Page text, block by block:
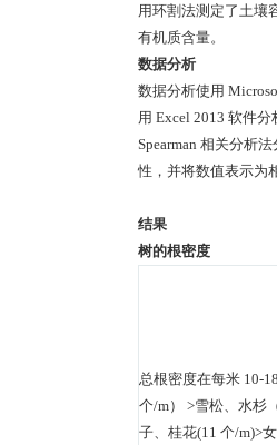
用环割法测定了土壤
有机质含量。
数据分析
数据分析使用
用 Excel 2013 软件
Spearman 相关分析
性，并将数值表示为
结果
树的根密度
总根密度在每米 10-
个/m） >雪松、水杉
子、桂花(11 个/m)>